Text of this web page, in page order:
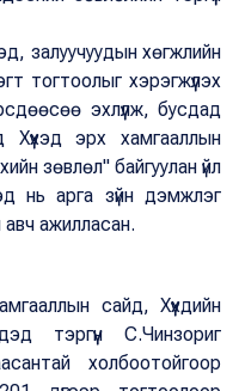
залуучуудын хөгжлийн
тогтоолыг хэрэгжүүлэх
эхлүүлж, бусдад
Хүүхэд эрх хамгааллын
зөвлөл" байгуулан үйл
нь арга зүйн дэмжлэг
авч ажилласан.
сайд, Хүүхдийн
тэргүүн С.Чинзориг
холбоотойгоор